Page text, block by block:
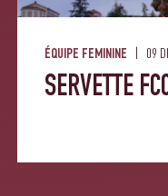
ÉQUIPE FEMININE 09
SERVETTE